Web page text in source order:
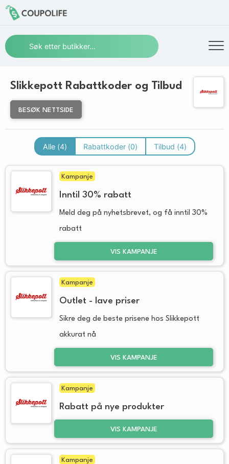
Slikkepott Rabattkoder og Tilbud
BESØK NETTSIDE
Alle (4) Rabattkoder (0) Tilbud (4)
Kampanje
Inntil 30% rabatt
Meld deg på nyhetsbrevet, og få inntil 30%
rabatt
VIS KAMPANJE
Kampanje
Outlet - lave priser
Sikre deg de beste prisene hos Slikkepott
akkurat nå
VIS KAMPANJE
Kampanje
Rabatt på nye produkter
VIS KAMPANJE
Kampanje